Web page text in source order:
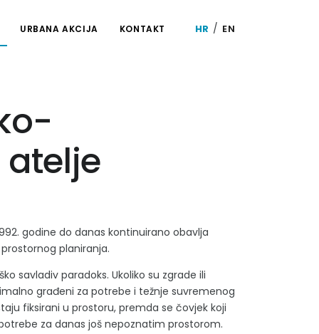
URBANA AKCIJA KONTAKT HR / EN
godine do danas kontinuirano obavlja
planiranja.
savladiv paradoks. Ukoliko su zgrade ili
građeni za potrebe i težnje suvremenog
fiksirani u prostoru, premda se čovjek koji
za danas još nepoznatim prostorom.